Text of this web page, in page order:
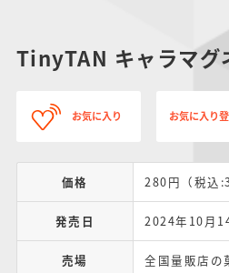
TinyTAN キャラマグ
お気に入り お気に入り
価格 280円（税込
発売日 2024年10月
売場 全国量販店の